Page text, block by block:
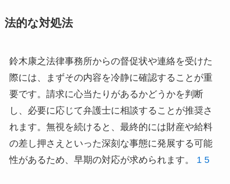
法的な対処法
鈴木康之法律事務所からの督促状や連絡を受けた
際には、まずその内容を冷静に確認することが重
要です。請求に心当たりがあるかどうかを判断
し、必要に応じて弁護士に相談することが推奨さ
れます。無視を続けると、最終的には財産や給料
の差し押さえといった深刻な事態に発展する可能
性があるため、早期の対応が求められます。 1 5